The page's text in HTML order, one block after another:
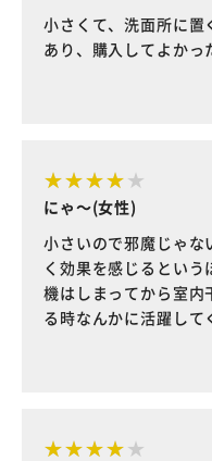
小さくて、洗面所に置
あり、購入してよかっ
にゃ～(女性)
小さいので邪魔じゃな
く効果を感じるとい
機はしまってから室内
る時なんかに活躍して